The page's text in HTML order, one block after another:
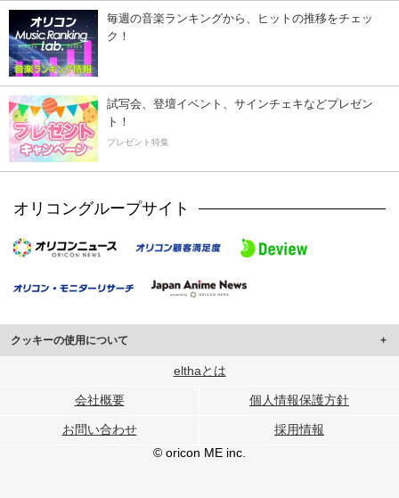
毎週の音楽ランキングから、ヒットの推移をチェッ
ク！
試写会、登壇イベント、サインチェキなどプレゼン
ト！
プレゼント特集
オリコングループサイト
クッキーの使用について
このサイトでは Cookie を使用して、ユーザーに合わせたコンテンツや広告の
行っています。
メディアや広告配信、データ解析の各パートナーに提供しています。
各パートナーは、この情報とユーザーが各パートナーに提供した他の情報や、
ユーザーが各パートナーのサービスを使用したときに収集した他の情報を組み
elthaとは
会社概要 個人情報保護方針
お問い合わせ
採用情報
© oricon ME inc.